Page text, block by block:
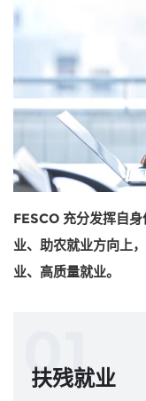
FESCO 充分发挥自
业、助农就业方向上
业、高质量就业。
01
扶残就业